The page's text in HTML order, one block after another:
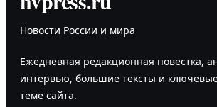
Новости России и мира
Ежедневная редакционная повестка,
интервью, большие тексты и
теме сайта.